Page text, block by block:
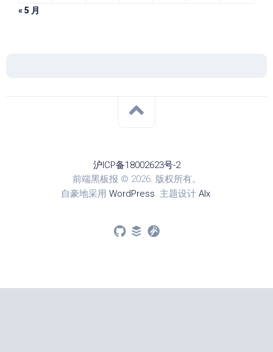
« 5 月
沪ICP备18002623号-2
前端黑板报 © 2026. 版权所有。
自豪地采用 WordPress. 主题设计 Alx.